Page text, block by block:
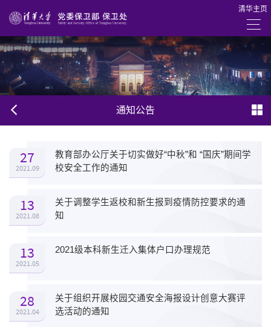
清华主页
通知公告
27
2021.09
教育部办公厅关于切实做好“中秋”和 “国庆”期间学
校安全工作的通知
13
2021.08
关于调整学生返校和新生报到疫情防控要求的通
知
13
2021.05
2021级本科新生迁入集体户口办理规范
28
2021.04
关于组织开展校园交通安全海报设计创意大赛评
选活动的通知